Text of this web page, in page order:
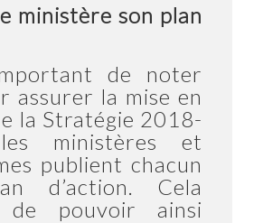
ministère son plan
de noter
assurer la mise en
la Stratégie 2018-
ministères et
publient chacun
d’action. Cela
de pouvoir ainsi